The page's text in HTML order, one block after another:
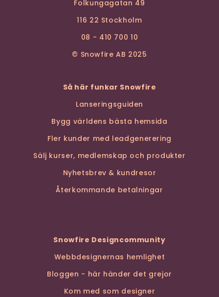
Folkungagatan 49
116 22 Stockholm
08 - 410 700 10
© Snowfire AB 2025
Så här funkar Snowfire
Lanseringsguiden
Bygg världens bästa hemsida
Fler kunder med leadgenerering
Sälj kurser, medlemskap och produkter
Nyhetsbrev & kundresor
Återkommande betalningar
Snowfire Designcommunity
Webbdesignernas hemlighet
Bloggen - här händer det grejor
Kom med som designer